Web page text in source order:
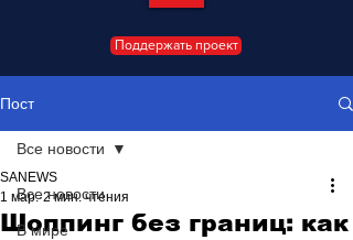
Поддержать проект
Пост
Все новости
В мире
Все новости
Шоппинг без границ: как
SANEWS
1 мар. 2 мин. чтения